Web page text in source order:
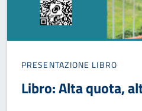
PRESENTAZIONE LIBRO
Libro: Alta quota,